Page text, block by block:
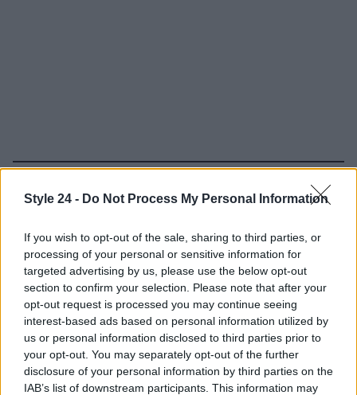
Style 24 - Do Not Process My Personal Information
If you wish to opt-out of the sale, sharing to third parties, or
processing of your personal or sensitive information for
targeted advertising by us, please use the below opt-out
section to confirm your selection. Please note that after your
opt-out request is processed you may continue seeing
interest-based ads based on personal information utilized by
us or personal information disclosed to third parties prior to
your opt-out. You may separately opt-out of the further
disclosure of your personal information by third parties on the
IAB’s list of downstream participants. This information may
Continua a leggere
FITNESS